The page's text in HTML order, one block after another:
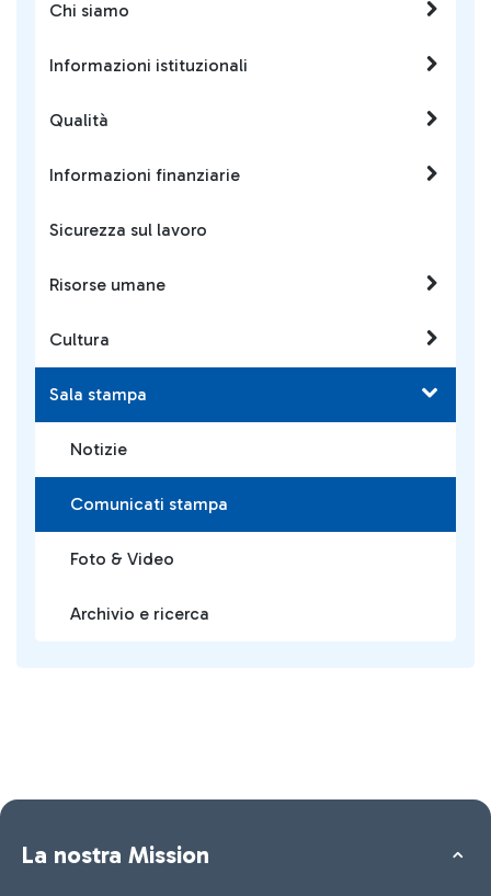
Chi siamo
Informazioni istituzionali
Qualità
Informazioni finanziarie
Sicurezza sul lavoro
Risorse umane
Cultura
Sala stampa
Notizie
Comunicati stampa
Foto & Video
Archivio e ricerca
La nostra Mission